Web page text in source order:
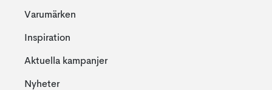
Varumärken
Inspiration
Aktuella kampanjer
Nyheter